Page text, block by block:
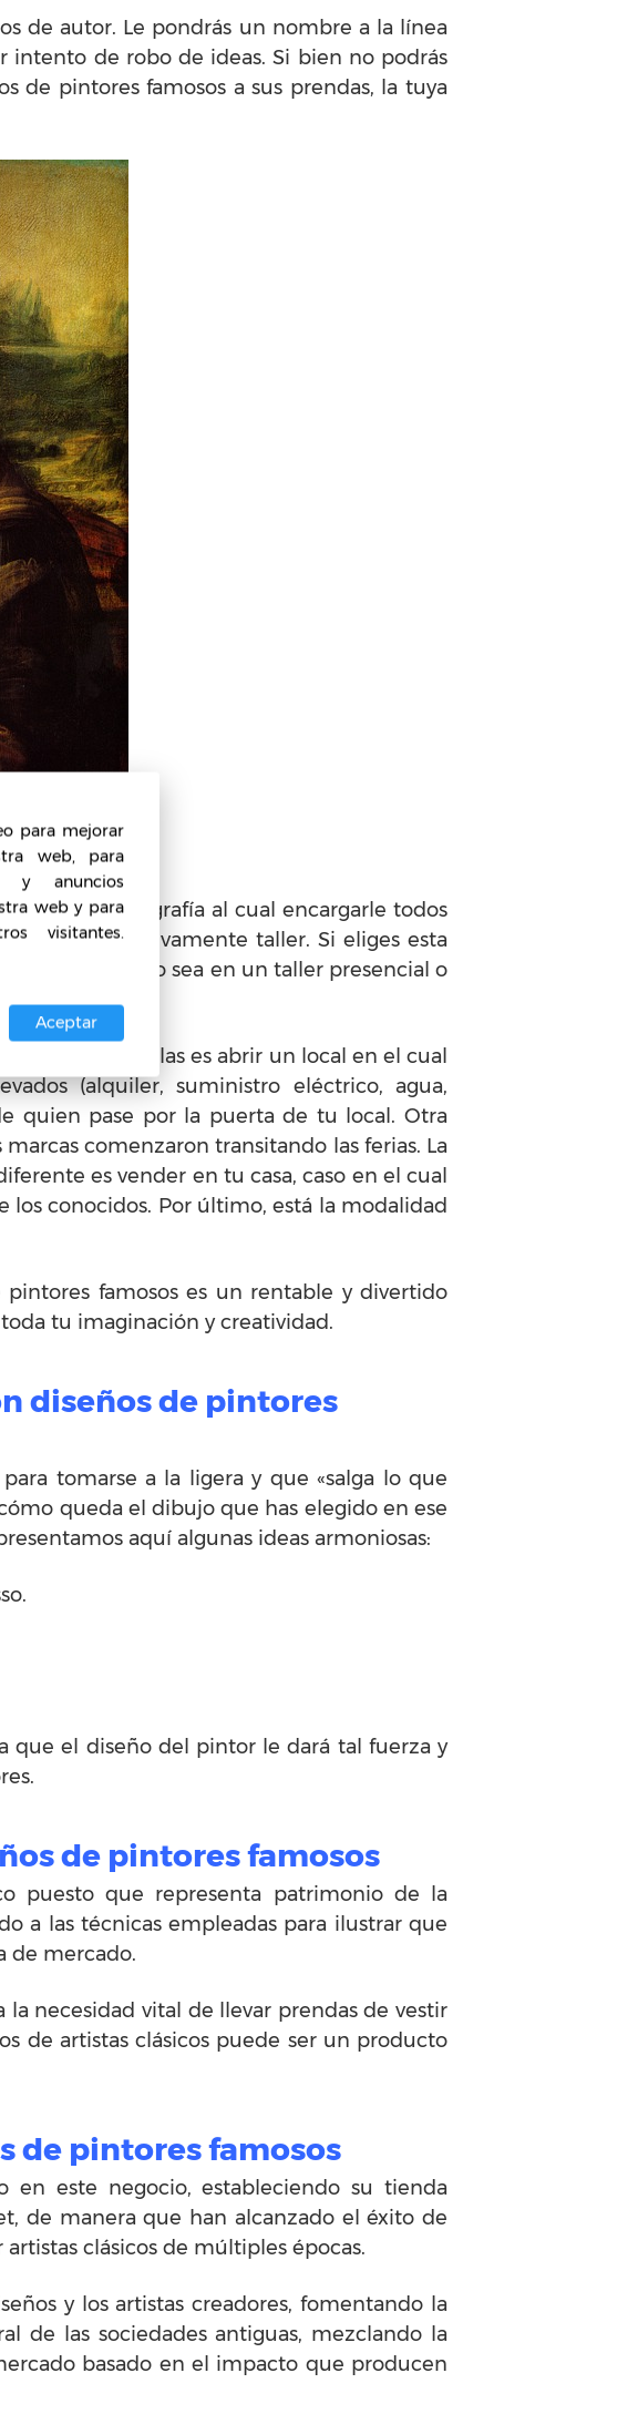
de autor. Le pondrás un nombre a la línea
intento de robo de ideas. Si bien no podrás
de pintores famosos a sus prendas, la tuya
taller de serigrafía al cual encargarle todos
sea exclusivamente taller. Si eliges esta
tanto sea en un taller presencial o
primera de ellas es abrir un local en el cual
(alquiler, suministro eléctrico, agua,
quien pase por la puerta de tu local. Otra
comenzaron transitando las ferias. La
es vender en tu casa, caso en el cual
conocidos. Por último, está la modalidad
famosos es un rentable y divertido
tu imaginación y creatividad.
diseños de pintores
tomarse a la ligera y que «salga lo que
queda el dibujo que has elegido en ese
aquí algunas ideas armoniosas:
que el diseño del pintor le dará tal fuerza y
de pintores famosos
puesto que representa patrimonio de la
a las técnicas empleadas para ilustrar que
de mercado.
necesidad vital de llevar prendas de vestir
de artistas clásicos puede ser un producto
de pintores famosos
en este negocio, estableciendo su tienda
de manera que han alcanzado el éxito de
clásicos de múltiples épocas.
y los artistas creadores, fomentando la
de las sociedades antiguas, mezclando la
basado en el impacto que producen
para mejorar
web, para
y anuncios
web y para
visitantes.
Aceptar